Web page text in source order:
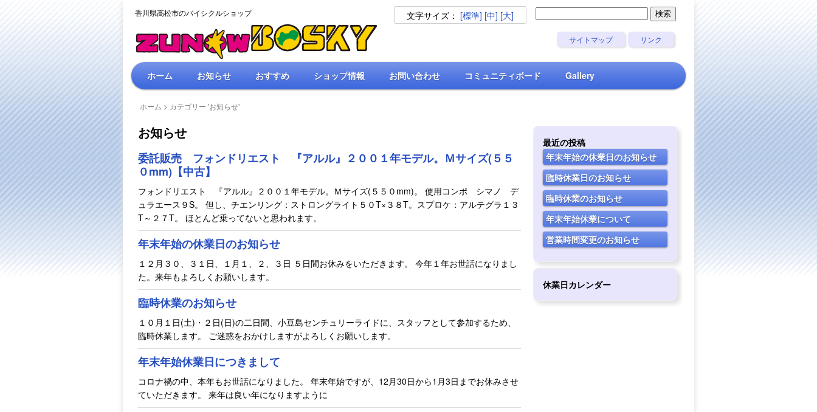
香川県高松市のバイシクルショップ 文字サイズ： [標準] [中] [大]
サイトマップ リンク
ホーム お知らせ おすすめ ショップ情報 お問い合わせ コミュニティボード Gallery
ホーム > カテゴリー 'お知らせ'
お知らせ
委託販売 フォンドリエスト 『アルル』２００１年モデル。Ｍサイズ(５５
０mm)【中古】
フォンドリエスト 『アルル』２００１年モデル。Ｍサイズ(５５０mm)。 使用コンポ シマノ デ
ュラエース９S。 但し、チエンリング：ストロングライト５０T×３８T。スプロケ：アルテグラ１３
T～２７T。 ほとんど乗ってないと思われます。
年末年始の休業日のお知らせ
１２月３０、３１日、１月１、２、３日 ５日間お休みをいただきます。 今年１年お世話になりまし
た。来年もよろしくお願いします。
臨時休業のお知らせ
１０月１日(土)・２日(日)の二日間、小豆島センチュリーライドに、スタッフとして参加するため、
臨時休業します。 ご迷惑をおかけしますがよろしくお願いします。
年末年始休業日につきまして
コロナ禍の中、本年もお世話になりました。 年末年始ですが、12月30日から1月3日までお休みさせ
ていただきます。 来年は良い年になりますように
最近の投稿
年末年始の休業日のお知らせ
臨時休業日のお知らせ
臨時休業のお知らせ
年末年始休業について
営業時間変更のお知らせ
休業日カレンダー